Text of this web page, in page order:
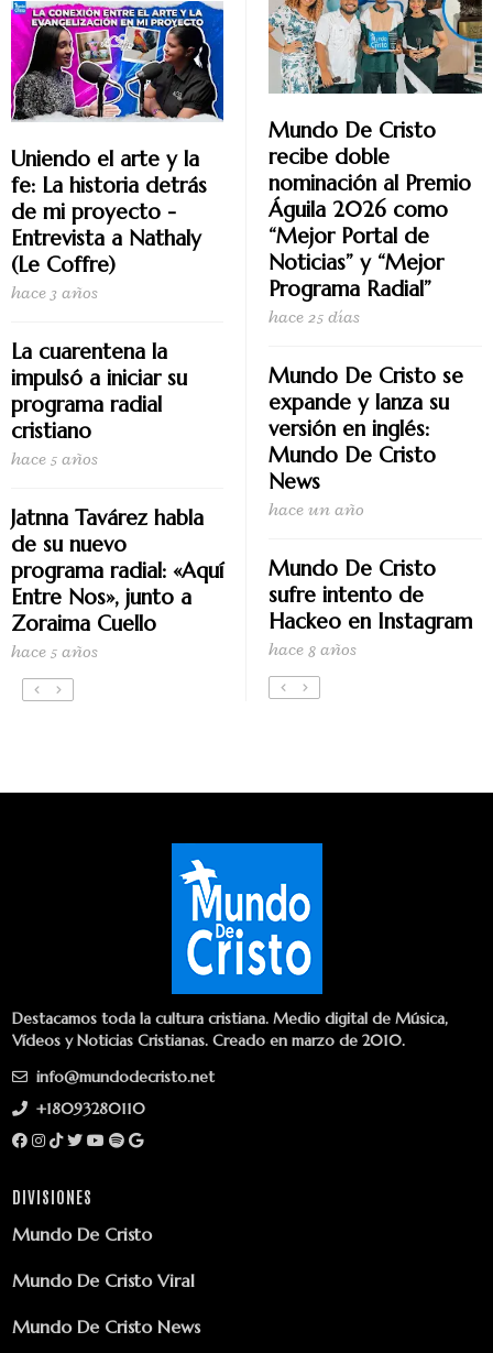
Uniendo el arte y la
fe: La historia detrás
de mi proyecto -
Entrevista a Nathaly
(Le Coffre)
hace 3 años
La cuarentena la
impulsó a iniciar su
programa radial
cristiano
hace 5 años
Jatnna Tavárez habla
de su nuevo
programa radial: «Aquí
Entre Nos», junto a
Zoraima Cuello
hace 5 años
Mundo De Cristo
recibe doble
nominación al Premio
Águila 2026 como
“Mejor Portal de
Noticias” y “Mejor
Programa Radial”
hace 25 días
Mundo De Cristo se
expande y lanza su
versión en inglés:
Mundo De Cristo
News
hace un año
Mundo De Cristo
sufre intento de
Hackeo en Instagram
hace 8 años
Destacamos toda la cultura cristiana. Medio digital de Música,
Vídeos y Noticias Cristianas. Creado en marzo de 2010.
info@mundodecristo.net
+18093280110
DIVISIONES
Mundo De Cristo
Mundo De Cristo Viral
Mundo De Cristo News